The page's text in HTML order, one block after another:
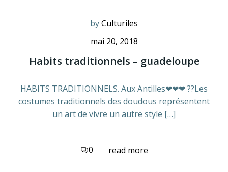
byCulturiles
mai 20, 2018
Habits traditionnels – guadeloupe
HABITS TRADITIONNELS. Aux Antilles❤❤❤ ??Les
costumes traditionnels des doudous représentent
un art de vivre un autre style […]
0 read more